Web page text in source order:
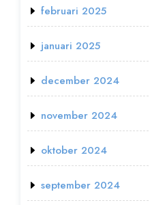
februari 2025
januari 2025
december 2024
november 2024
oktober 2024
september 2024